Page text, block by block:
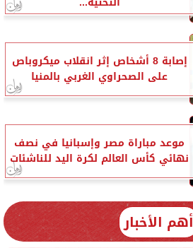
إصابة 8 أشخاص إثر انقلاب ميكروباص
على الصحراوي الغربي بالمنيا
موعد مباراة مصر وإسبانيا في نصف
نهائي كأس العالم لكرة اليد للناشئات
أهم الأخبار